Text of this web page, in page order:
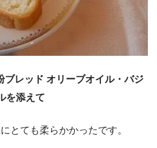
レッド オリーブオイル・バジ
を添えて
とても柔らかかったです。